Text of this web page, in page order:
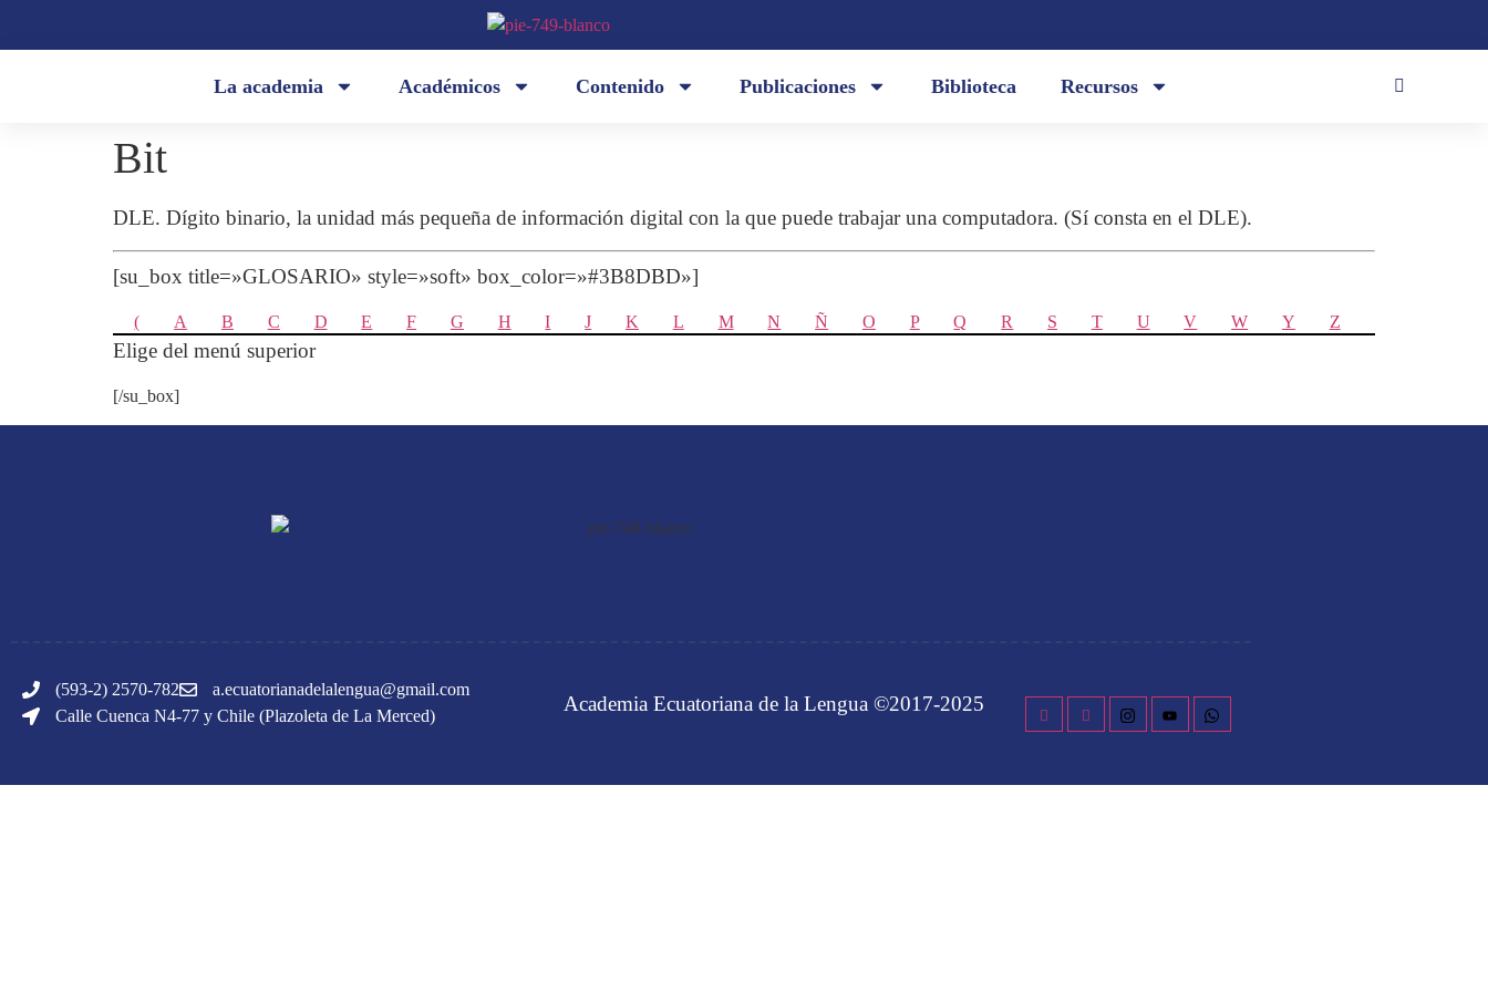
La academia Académicos Contenido Publicaciones Biblioteca Recursos
Bit
DLE. Dígito binario, la unidad más pequeña de información digital con la que puede trabajar una computadora. (Sí consta en el DLE).
[su_box title=»GLOSARIO» style=»soft» box_color=»#3B8DBD»]
( A B C D E F G H I J K L M N Ñ O P Q R S T U V W Y Z
Elige del menú superior
[/su_box]
(593-2) 2570-782
a.ecuatorianadelalengua@gmail.com
Calle Cuenca N4-77 y Chile (Plazoleta de La Merced)
Academia Ecuatoriana de la Lengua ©2017-2025